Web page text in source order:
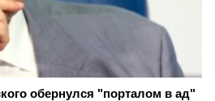
обернулся "порталом в ад"